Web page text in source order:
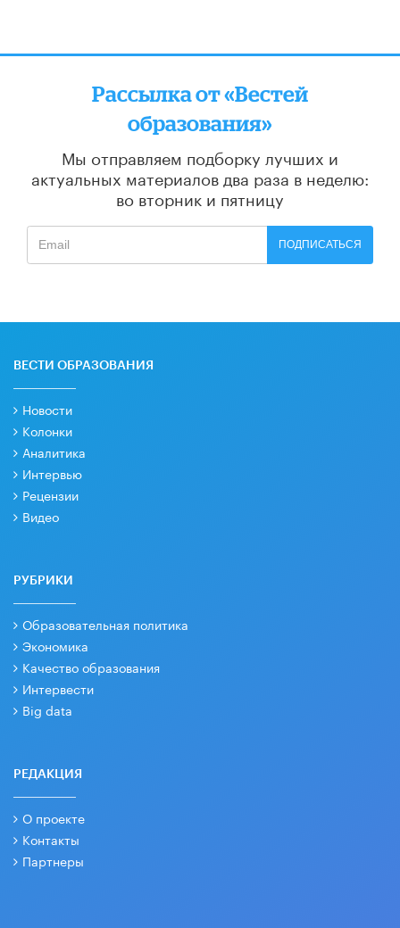
Рассылка от «Вестей
образования»
Мы отправляем подборку лучших и
актуальных материалов два раза в неделю:
во вторник и пятницу
ПОДПИСАТЬСЯ
ВЕСТИ ОБРАЗОВАНИЯ
Новости
Колонки
Аналитика
Интервью
Рецензии
Видео
РУБРИКИ
Образовательная политика
Экономика
Качество образования
Интервести
Big data
РЕДАКЦИЯ
О проекте
Контакты
Партнеры